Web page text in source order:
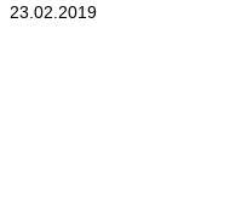
23.02.2019